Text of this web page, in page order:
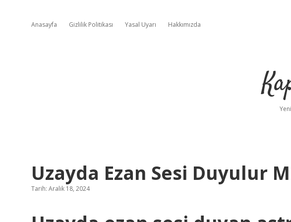
Anasayfa Gizlilik Politikası Yasal Uyarı Hakkımızda
Uzayda Ezan Sesi Duyulur
Tarih: Aralık 18, 2024